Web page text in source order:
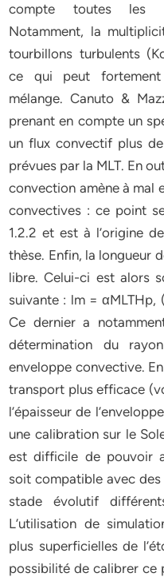
compte toutes les
Notamment, la
tourbillons turbulents
ce qui peut fortement
mélange. Canuto &
prenant en compte un
un flux convectif plus
prévues par la MLT. En
convection amène à mal
convectives : ce point
1.2.2 et est à l’origine
thèse. Enfin, la longueur
libre. Celui-ci est alors
suivante : lm = αMLTHp,
Ce dernier a
détermination du
enveloppe convective.
transport plus efficace
l’épaisseur de
une calibration sur le
est difficile de pouvoir
soit compatible avec
stade évolutif
L’utilisation de
plus superficielles de
possibilité de calibrer ce